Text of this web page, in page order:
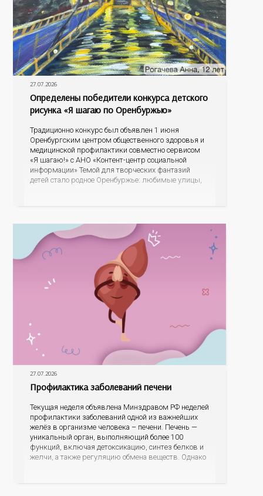
27.07.2026
Определены победители конкурса детского
рисунка «Я шагаю по Оренбуржью»
Традиционно конкурс был объявлен 1 июня
Оренбургским центром общественного здоровья и
медицинской профилактики совместно сервисом
«Я шагаю!» с АНО «Контент-центр социальной
информации» Темой для творческих фантазий
детей стало родное Оренбуржье: любимые улицы,
27.07.2026
Профилактика заболеваний печени
Текущая неделя объявлена Минздравом РФ неделей
профилактики заболеваний одной из важнейших
желёз в организме человека – печени. Печень —
уникальный орган, выполняющий более 100
функций, включая детоксикацию, синтез белков и
желчи, а также регуляцию обмена веществ. Однако